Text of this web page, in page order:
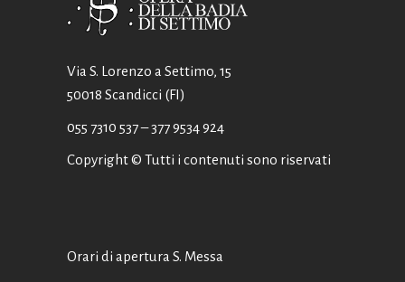
Via S. Lorenzo a Settimo, 15
50018 Scandicci (FI)
055 7310 537– 377 9534 924
Copyright © Tutti i contenuti sono riservati
Orari di apertura S. Messa